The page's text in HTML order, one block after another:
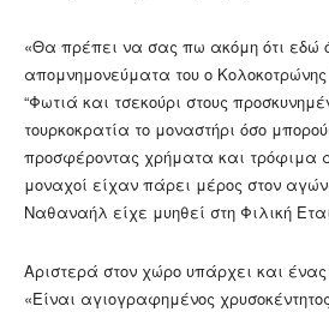
«Θα πρέπει να σας πω ακόμη ότι
απομνημονεύματα του ο
“Φωτιά και τσεκούρι στους
τουρκοκρατία το μοναστήρι όσο
προσφέροντας χρήματα και τρόφιμα
μοναχοί είχαν πάρει μέρος στον
Ναθαναήλ είχε μυηθεί στη Φιλική
Αριστερά στον χώρο υπάρχει και ένας
«Είναι αγιογραφημένος